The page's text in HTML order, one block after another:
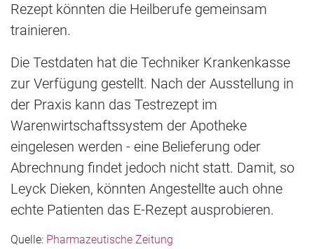
Rezept könnten die Heilberufe gemeinsam
trainieren.
Die Testdaten hat die Techniker Krankenkasse
zur Verfügung gestellt. Nach der Ausstellung in
der Praxis kann das Testrezept im
Warenwirtschaftssystem der Apotheke
eingelesen werden - eine Belieferung oder
Abrechnung findet jedoch nicht statt. Damit, so
Leyck Dieken, könnten Angestellte auch ohne
echte Patienten das E-Rezept ausprobieren.
Quelle: Pharmazeutische Zeitung